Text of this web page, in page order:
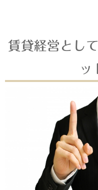
賃貸経営とし
ッ